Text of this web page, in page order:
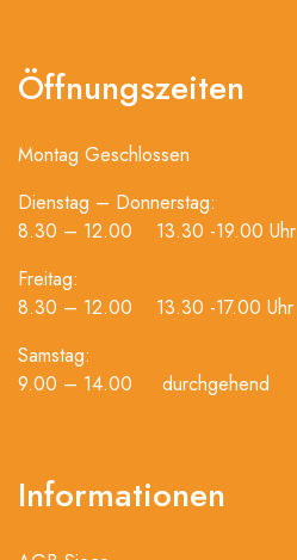
Öffnungszeiten
Montag Geschlossen
Dienstag – Donnerstag:
8.30 – 12.00 13.30 -19.00 Uhr
Freitag:
8.30 – 12.00 13.30 -17.00 Uhr
Samstag:
9.00 – 14.00 durchgehend
Informationen